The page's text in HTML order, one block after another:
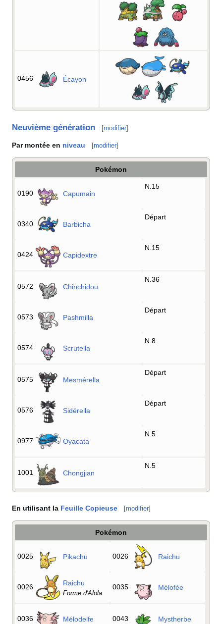
0456 Écayon
Neuvième génération [modifier]
Par montée en niveau [modifier]
Pokémon
0190 Capumain
N.15
0340 Barbicha
Départ
0424 Capidextre
N.15
0572 Chinchidou
N.36
0573 Pashmilla
Départ
0574 Scrutella
N.8
0575 Mesmérella
Départ
0576 Sidérella
Départ
0977 Oyacata
N.5
1001 Chongjian
N.5
En utilisant la Feuille Copieuse [modifier]
Pokémon
0025 Pikachu 0026 Raichu
0026 Raichu
Forme d'Alola
0035 Mélofée
0036 Mélodelfe 0043 Mystherbe